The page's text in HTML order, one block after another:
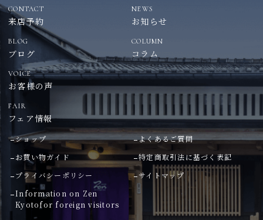
CONTACT
来店予約
NEWS
お知らせ
BLOG
ブログ
COLUMN
コラム
VOICE
お客様の声
FAIR
フェア情報
ショップ
よくあるご質問
お買い物ガイド
特定商取引法に基づく表記
プライバシーポリシー
サイトマップ
Information on Zen
Kyotofor foreign visitors